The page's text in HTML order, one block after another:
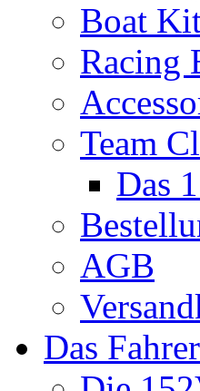
Boat
Racing
Team
Das
AGB
Das